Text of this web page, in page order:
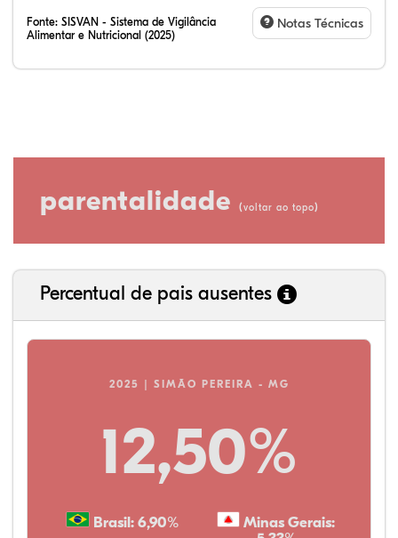
Fonte: SISVAN - Sistema de Vigilância
Alimentar e Nutricional (2025)
Notas Técnicas
parentalidade (voltar ao topo)
Percentual de pais ausentes
2025 | SIMÃO PEREIRA - MG
12,50%
Brasil: 6,90%
Minas Gerais: